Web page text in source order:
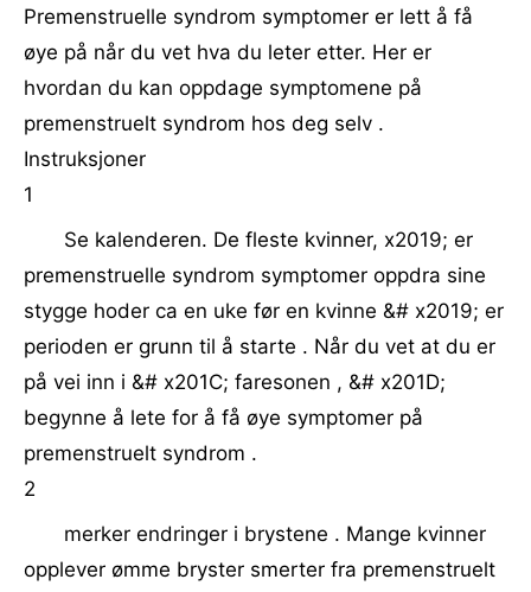
Premenstruelle syndrom symptomer er lett å få
øye på når du vet hva du leter etter. Her er
hvordan du kan oppdage symptomene på
premenstruelt syndrom hos deg selv .
Instruksjoner
1
Se kalenderen. De fleste kvinner, x2019; er
premenstruelle syndrom symptomer oppdra sine
stygge hoder ca en uke før en kvinne &# x2019; er
perioden er grunn til å starte . Når du vet at du er
på vei inn i &# x201C; faresonen , &# x201D;
begynne å lete for å få øye symptomer på
premenstruelt syndrom .
2
merker endringer i brystene . Mange kvinner
opplever ømme bryster smerter fra premenstruelt